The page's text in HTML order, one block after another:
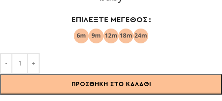
ΕΠΙΛΈΞΤΕ ΜΈΓΕΘΟΣ
ΠΡΟΣΘΉΚΗ ΣΤΟ ΚΑΛΆΘΙ